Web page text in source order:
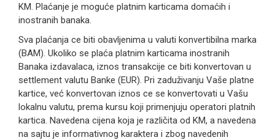
KM. Plaćanje je moguće platnim karticama domaćih i
inostranih banaka.
Sva plaćanja ce biti obavljenima u valuti konvertibilna marka
(BAM). Ukoliko se plaća platnim karticama inostranih
Banaka izdavalaca, iznos transakcije ce biti konvertovan u
settlement valutu Banke (EUR). Pri zaduživanju Vaše platne
kartice, već konvertovan iznos ce se konvertovati u Vašu
lokalnu valutu, prema kursu koji primenjuju operatori platnih
kartica. Navedena cijena koja je različita od KM, a navedena
na sajtu je informativnog karaktera i zbog navedenih